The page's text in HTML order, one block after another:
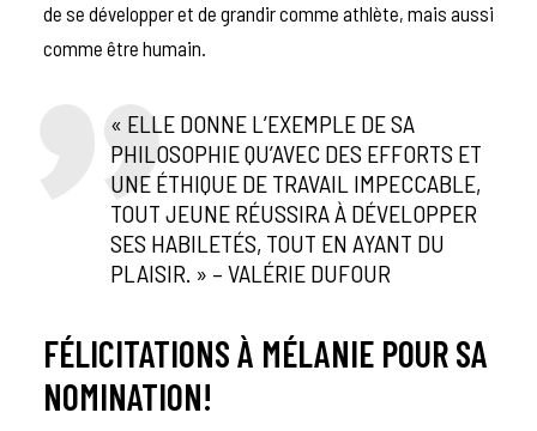
de se développer et de grandir comme athlète, mais aussi
comme être humain.
« ELLE DONNE L’EXEMPLE DE SA
PHILOSOPHIE QU’AVEC DES EFFORTS ET
UNE ÉTHIQUE DE TRAVAIL IMPECCABLE,
TOUT JEUNE RÉUSSIRA À DÉVELOPPER
SES HABILETÉS, TOUT EN AYANT DU
PLAISIR. » – VALÉRIE DUFOUR
FÉLICITATIONS À MÉLANIE POUR SA
NOMINATION!